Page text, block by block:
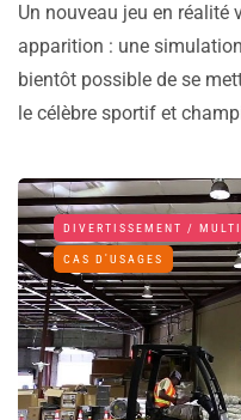
Un nouveau jeu en réalité
apparition : une
bientôt possible de se
le célèbre sportif et
DIVERTISSEMENT /
CAS D'USAGES